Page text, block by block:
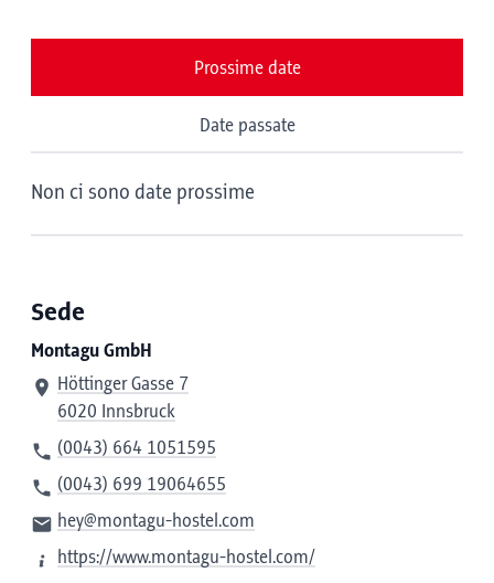
Prossime date
Date passate
Non ci sono date prossime
Sede
Montagu GmbH
Höttinger Gasse 7
6020 Innsbruck
(0043) 664 1051595
(0043) 699 19064655
hey@montagu-hostel.com
https://www.montagu-hostel.com/